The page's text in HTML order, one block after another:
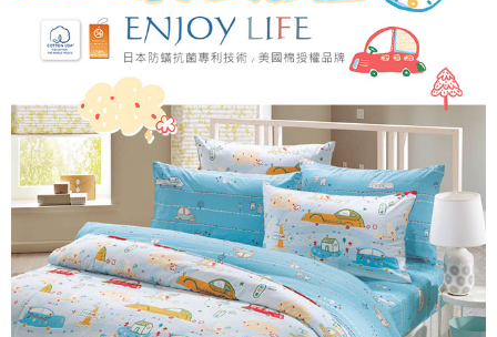
是否繳費成功／繳費後需取消欲退款等相關疑問，請聯繫「AFTEE先享後付
客戶支援中心」
https://netprotections.freshdesk.com/support/home
１．透過由恩沛科技股份有限公司提供之「AFTEE先享後付」服務完成之交
易，需依本服務之必要範圍內提供個人資料，並將交易相關給付款項請求債
權轉讓予恩沛科技股份有限公司。
２．關於個人資料處理事宜，請瀏覽以下網址：
https://aftee.tw/terms/#terms3
３．未成年的使用者請事先徵得法定代理人或監護人之同意方可使用
「AFTEE先享後付」，若未經同意申辦者引起之損失，本公司不負相關責
４．使用「AFTEE先享後付」時，將依據個別帳號之用戶狀況，依本公司即
時審查核予不同之上限額度；若仍有額度不足之情形，本公司將視審查結果
請求用戶進行身份認證。
５．嚴禁一人註冊多個帳號或使用他人資訊註冊。若發現惡意使用之情形，
恩沛科技股份有限公司將有權停止該用戶之使用額度並採取法律行動。
每筆NT$60，滿NT$499(含以上)免運費
宅配
每筆NT$100，滿NT$499(含以上)免運費
離島宅配
每筆NT$100，滿NT$499(含以上)免運費